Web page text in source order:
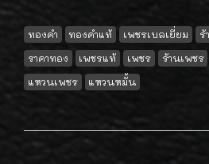
ทองคำ ทองคำแท้ เพชรเบลเยี่ยม ร้
ราคาทอง
เพชรแท้ เพชร ร้านเพชร
แหวนเพชร
แหวนหมั้น